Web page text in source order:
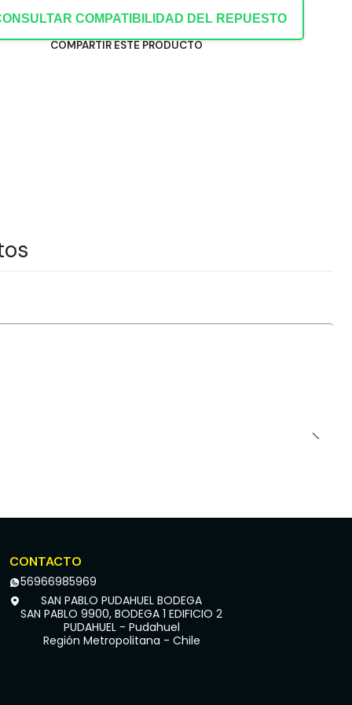
COMPATIBILIDAD DEL REPUESTO
COMPARTIR ESTE PRODUCTO
CONTACTO
56966985969
SAN PABLO PUDAHUEL BODEGA
SAN PABLO 9900, BODEGA 1 EDIFICIO 2
PUDAHUEL - Pudahuel
Región Metropolitana - Chile